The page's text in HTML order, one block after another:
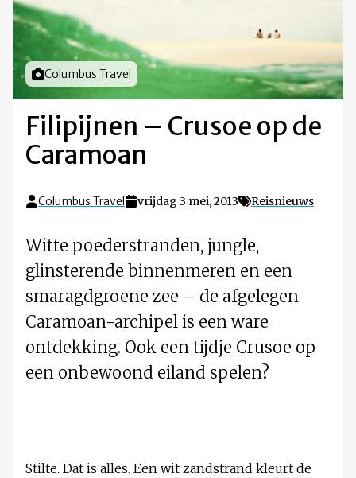
Foto door
Columbus Travel
Filipijnen – Crusoe op de
Caramoan
Columbus Travel vrijdag 3 mei, 2013 Reisnieuws
Witte poederstranden, jungle,
glinsterende binnenmeren en een
smaragdgroene zee – de afgelegen
Caramoan-archipel is een ware
ontdekking. Ook een tijdje Crusoe op
een onbewoond eiland spelen?
Stilte. Dat is alles. Een wit zandstrand kleurt de